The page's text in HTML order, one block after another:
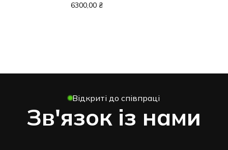
6300,00 ₴
Відкриті до співпраці
Зв'язок із нами